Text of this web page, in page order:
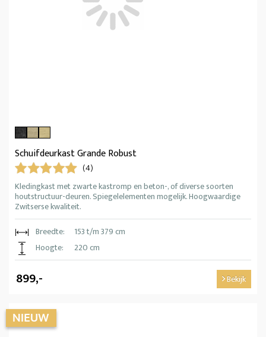
Schuifdeurkast Grande Robust
(4)
Kledingkast met zwarte kastromp en beton-, of diverse soorten
houtstructuur-deuren. Spiegelelementen mogelijk. Hoogwaardige
Zwitserse kwaliteit.
Breedte:
153 t/m 379 cm
Hoogte:
220 cm
899,- Bekijk